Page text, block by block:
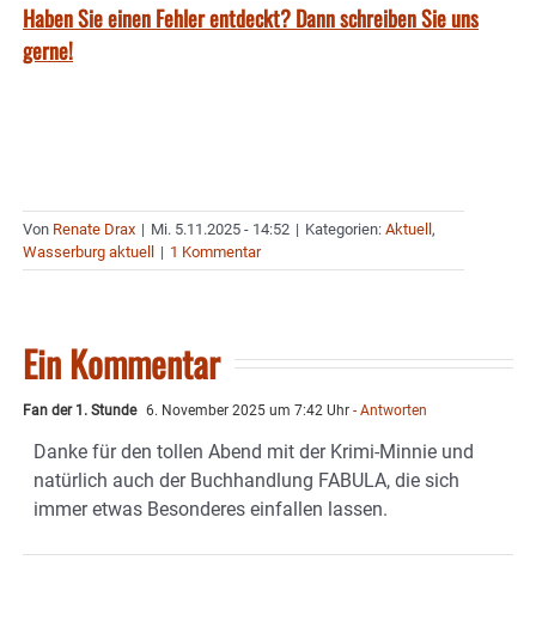
Haben Sie einen Fehler entdeckt? Dann schreiben Sie uns
gerne!
Von Renate Drax | Mi. 5.11.2025 - 14:52 | Kategorien: Aktuell,
Wasserburg aktuell | 1 Kommentar
Ein Kommentar
Fan der 1. Stunde 6. November 2025 um 7:42 Uhr - Antworten
Danke für den tollen Abend mit der Krimi-Minnie und
natürlich auch der Buchhandlung FABULA, die sich
immer etwas Besonderes einfallen lassen.